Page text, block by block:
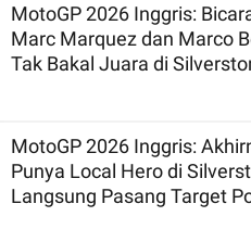
MotoGP 2026 Inggris:
Marc Marquez dan Marco
Tak Bakal Juara di
MotoGP 2026 Inggris:
Punya Local Hero di
Langsung Pasang Target